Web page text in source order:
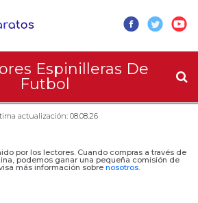
Espinilleras De
Futbol
actualización: 08.08.26
por los lectores. Cuando compras a través de
podemos ganar una pequeña comisión de
más información sobre nosotros.